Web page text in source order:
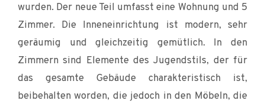
wurden. Der neue Teil umfasst eine Wohnung und 5
Zimmer. Die Inneneinrichtung ist modern, sehr
geräumig und gleichzeitig gemütlich. In den
Zimmern sind Elemente des Jugendstils, der für
das gesamte Gebäude charakteristisch ist,
beibehalten worden, die jedoch in den Möbeln, die